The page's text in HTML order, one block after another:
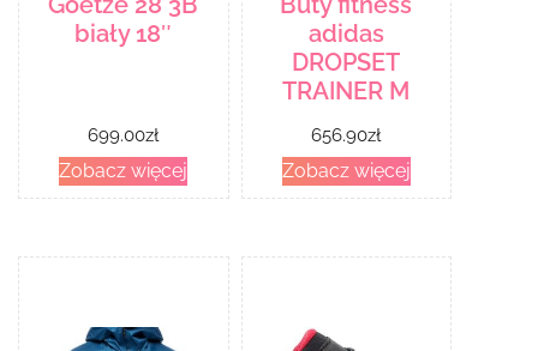
biały 18″
699.00zł
Zobacz więcej
adidas
DROPSET
TRAINER M
656.90zł
Zobacz więcej